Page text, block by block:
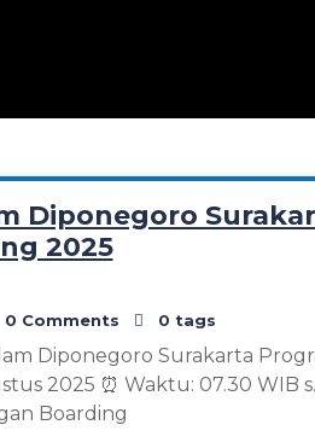
Diponegoro
2025
0 Comments 0 tags
Diponegoro Surakarta
2025 ⏰ Waktu: 07.30 WIB
Boarding